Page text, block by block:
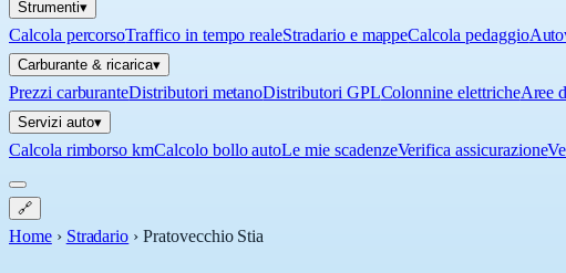
Strumenti▾
Calcola percorsoTraffico in tempo realeStradario e mappeCalcola pedaggio
Carburante & ricarica▾
Prezzi carburanteDistributori metanoDistributori GPLColonnine elettricheAree
Servizi auto▾
Calcola rimborso kmCalcolo bollo autoLe mie scadenzeVerifica assicurazione
🔗
Home › Stradario ›Pratovecchio Stia